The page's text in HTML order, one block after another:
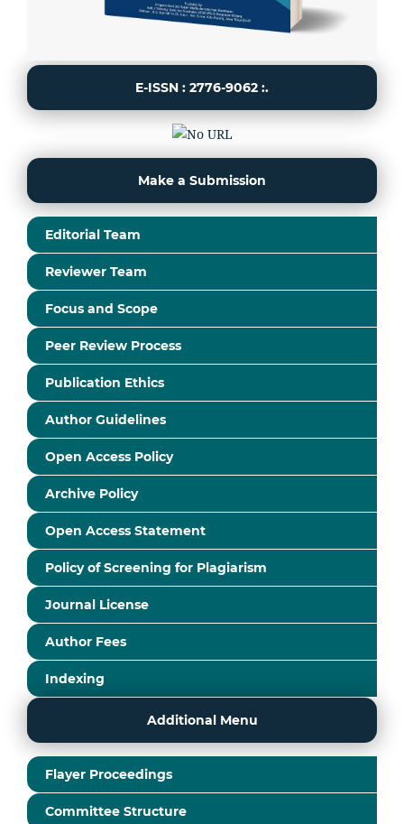
E-ISSN : 2776-9062 :.
Make a Submission
Editorial Team
Reviewer Team
Focus and Scope
Peer Review Process
Publication Ethics
Author Guidelines
Open Access Policy
Archive Policy
Open Access Statement
Policy of Screening for Plagiarism
Journal License
Author Fees
Indexing
Additional Menu
Flayer Proceedings
Committee Structure